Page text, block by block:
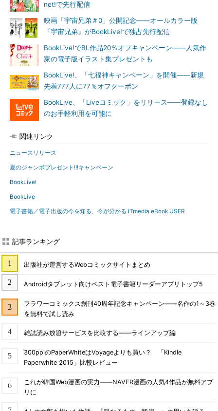
net!で先行配信
映画「宇宙兄弟＃0」公開記念――オールカラー版
『宇宙兄弟』がBookLive!で独占先行配信
BookLive!でBL作品20％オフキャンペーン――人気作
家の電子版イラスト集プレゼントも
BookLive!、「七福神キャンペーン」を開催――新規
先着777人に77％オフクーポン
BookLive、「Liveコミック」をリリース――登録なし
のお手軽利用を可能に
関連リンク
ニュースリリース
夏のジャンボプレゼント!!!キャンペーン
BookLive!
BookLive
電子書籍／電子出版の今を知る、今が分かる ITmedia eBook USER
記事ランキング
出版社が運営するWebコミックサイトまとめ
Androidタブレット向けベスト電子書籍リーダーアプリトップ5
フラワーコミックス創刊40周年記念キャンペーン――名作の1～3巻
を無料で試し読み
雑誌読み放題サービスを比較する――ラインアップ編
300ppiのPaperWhiteはVoyageよりも買い？ 「Kindle
Paperwhite 2015」比較レビュー
これが韓国Web漫画の実力――NAVER漫画の人気4作品が無料アプ
リに